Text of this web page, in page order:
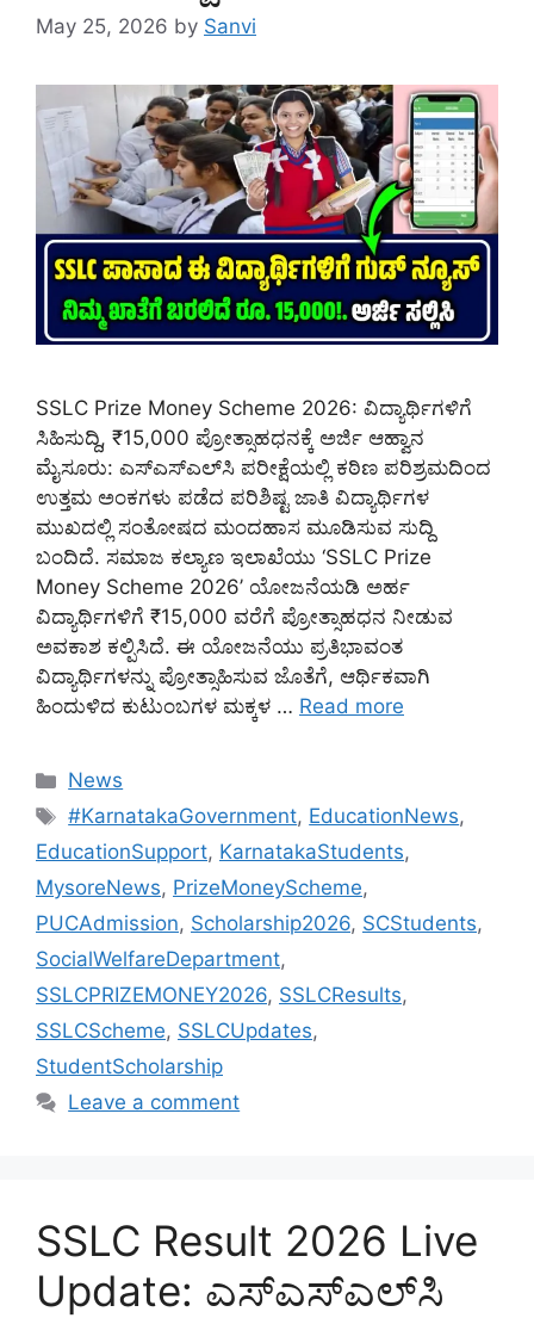
May 25, 2026 by Sanvi
SSLC Prize Money Scheme 2026: ವಿದ್ಯಾರ್ಥಿಗಳಿಗೆ
ಸಿಹಿಸುದ್ದಿ, ₹15,000 ಪ್ರೋತ್ಸಾಹಧನಕ್ಕೆ ಅರ್ಜಿ ಆಹ್ವಾನ
ಮೈಸೂರು: ಎಸ್‌ಎಸ್‌ಎಲ್‌ಸಿ ಪರೀಕ್ಷೆಯಲ್ಲಿ ಕಠಿಣ ಪರಿಶ್ರಮದಿಂದ
ಉತ್ತಮ ಅಂಕಗಳು ಪಡೆದ ಪರಿಶಿಷ್ಟ ಜಾತಿ ವಿದ್ಯಾರ್ಥಿಗಳ
ಮುಖದಲ್ಲಿ ಸಂತೋಷದ ಮಂದಹಾಸ ಮೂಡಿಸುವ ಸುದ್ದಿ
ಬಂದಿದೆ. ಸಮಾಜ ಕಲ್ಯಾಣ ಇಲಾಖೆಯು ‘SSLC Prize
Money Scheme 2026’ ಯೋಜನೆಯಡಿ ಅರ್ಹ
ವಿದ್ಯಾರ್ಥಿಗಳಿಗೆ ₹15,000 ವರೆಗೆ ಪ್ರೋತ್ಸಾಹಧನ ನೀಡುವ
ಅವಕಾಶ ಕಲ್ಪಿಸಿದೆ. ಈ ಯೋಜನೆಯು ಪ್ರತಿಭಾವಂತ
ವಿದ್ಯಾರ್ಥಿಗಳನ್ನು ಪ್ರೋತ್ಸಾಹಿಸುವ ಜೊತೆಗೆ, ಆರ್ಥಿಕವಾಗಿ
ಹಿಂದುಳಿದ ಕುಟುಂಬಗಳ ಮಕ್ಕಳ … Read more
Categories
News
Tags
#KarnatakaGovernment, EducationNews,
EducationSupport, KarnatakaStudents,
MysoreNews, PrizeMoneyScheme,
PUCAdmission, Scholarship2026, SCStudents,
SocialWelfareDepartment,
SSLCPRIZEMONEY2026, SSLCResults,
SSLCScheme, SSLCUpdates,
StudentScholarship
Leave a comment
SSLC Result 2026 Live
Update: ಎಸ್‌ಎಸ್‌ಎಲ್‌ಸಿ